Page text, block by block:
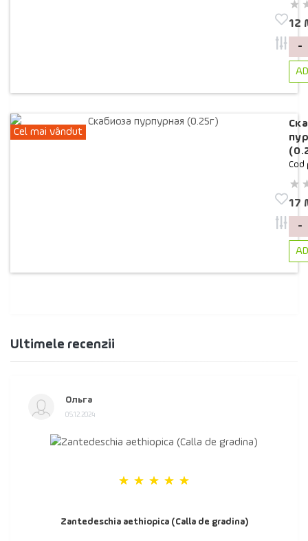
12
-
Cel mai vândut
Cod
17
-
Ultimele recenzii
Ольга
05.12.2024
Zantedeschia aethiopica (Calla de gradina)